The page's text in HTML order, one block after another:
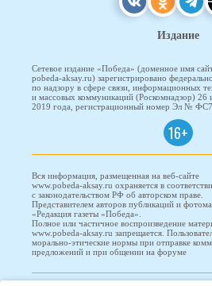
Издание
Сетевое издание «Победа» (доменное имя
pobeda-aksay.ru) зарегистрировано
по надзору в сфере связи, информационных
и массовых коммуникаций (Роскомнадзор) 26
2019 года, регистрационный номер Эл №
16+
Вся информация, размещенная на веб-сайте
www.pobeda-aksay.ru охраняется в
с законодательством РФ об авторском праве.
Представителем авторов публикаций и
«Редакция газеты «Победа».
Полное или частичное воспроизведение
www.pobeda-aksay.ru запрещается.
морально-этические нормы при отправке
предложений и при общении на форуме